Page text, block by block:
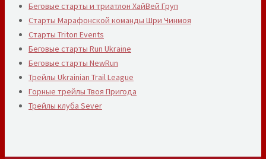
Беговые старты и триатлон ХайВей Груп
Старты Марафонской команды Шри Чинмоя
Старты Triton Events
Беговые старты Run Ukraine
Беговые старты NewRun
Трейлы Ukrainian Trail League
Горные трейлы Твоя Пригода
Трейлы клуба Sever